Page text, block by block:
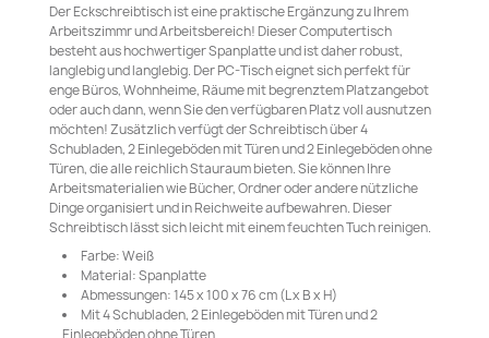
Der Eckschreibtisch ist eine praktische Ergänzung zu Ihrem
Arbeitszimmr und Arbeitsbereich! Dieser Computertisch
besteht aus hochwertiger Spanplatte und ist daher robust,
langlebig und langlebig. Der PC-Tisch eignet sich perfekt für
enge Büros, Wohnheime, Räume mit begrenztem Platzangebot
oder auch dann, wenn Sie den verfügbaren Platz voll ausnutzen
möchten! Zusätzlich verfügt der Schreibtisch über 4
Schubladen, 2 Einlegeböden mit Türen und 2 Einlegeböden ohne
Türen, die alle reichlich Stauraum bieten. Sie können Ihre
Arbeitsmaterialien wie Bücher, Ordner oder andere nützliche
Dinge organisiert und in Reichweite aufbewahren. Dieser
Schreibtisch lässt sich leicht mit einem feuchten Tuch reinigen.
Farbe: Weiß
Material: Spanplatte
Abmessungen: 145 x 100 x 76 cm (L x B x H)
Mit 4 Schubladen, 2 Einlegeböden mit Türen und 2
Einlegeböden ohne Türen